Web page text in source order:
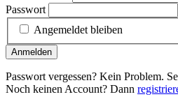
Passwort
Angemeldet bleiben
Anmelden
Passwort vergessen? Kein Problem.
Noch keinen Account? Dann